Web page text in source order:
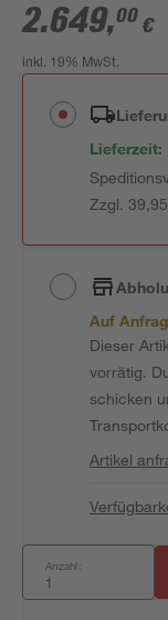
2.649,00 €
inkl. 19% MwSt.
Lieferzeit:
Zzgl.
Auf
Dieser
vorrätig.
schicken
Artikel
Anzahl: